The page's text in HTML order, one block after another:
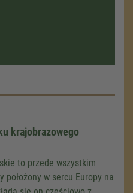
krajobrazowego
to przede wszystkim
w sercu Europy na